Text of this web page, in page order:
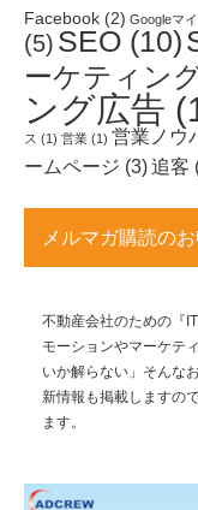
Facebook (2) Googleマ
(5) SEO (10)
ーケティン
ング広告
ス (1) 営業 (1) 営業ノウ
ームページ (3)追客
メルマガ購読の
不動産会社のための『
モーションやマーケテ
いか解らない」そんな
新情報も掲載しますの
ます。